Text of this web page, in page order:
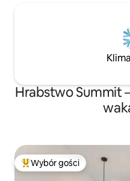
Hrabstwo Summit
Najpopularniejsze z
Wybór gości